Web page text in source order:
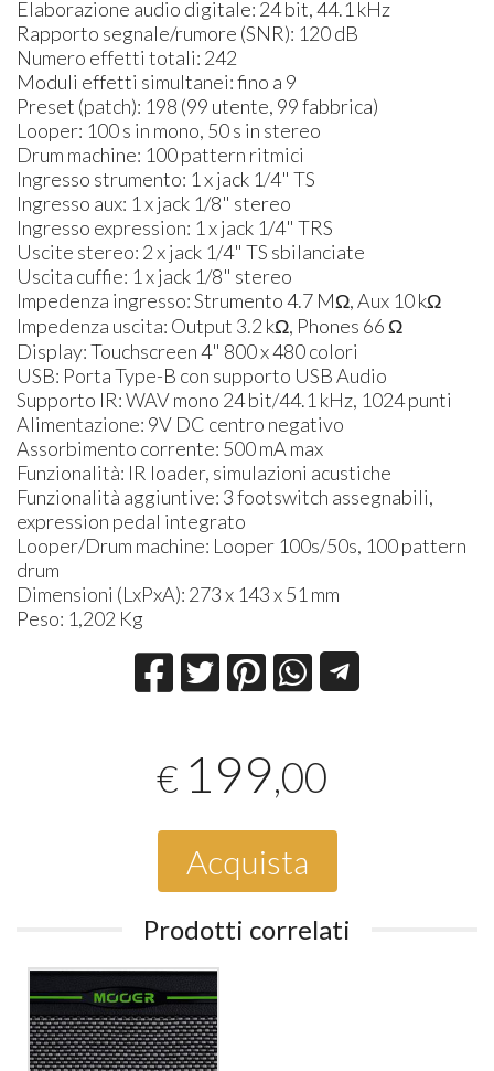
Elaborazione audio digitale: 24 bit, 44.1 kHz
Rapporto segnale/rumore (SNR): 120 dB
Numero effetti totali: 242
Moduli effetti simultanei: fino a 9
Preset (patch): 198 (99 utente, 99 fabbrica)
Looper: 100 s in mono, 50 s in stereo
Drum machine: 100 pattern ritmici
Ingresso strumento: 1 x jack 1/4" TS
Ingresso aux: 1 x jack 1/8" stereo
Ingresso expression: 1 x jack 1/4" TRS
Uscite stereo: 2 x jack 1/4" TS sbilanciate
Uscita cuffie: 1 x jack 1/8" stereo
Impedenza ingresso: Strumento 4.7 MΩ, Aux 10 kΩ
Impedenza uscita: Output 3.2 kΩ, Phones 66 Ω
Display: Touchscreen 4" 800 x 480 colori
USB: Porta Type-B con supporto USB Audio
Supporto IR: WAV mono 24 bit/44.1 kHz, 1024 punti
Alimentazione: 9V DC centro negativo
Assorbimento corrente: 500 mA max
Funzionalità: IR loader, simulazioni acustiche
Funzionalità aggiuntive: 3 footswitch assegnabili,
expression pedal integrato
Looper/Drum machine: Looper 100s/50s, 100 pattern
drum
Dimensioni (LxPxA): 273 x 143 x 51 mm
Peso: 1,202 Kg
€ 199,00
Acquista
Prodotti correlati